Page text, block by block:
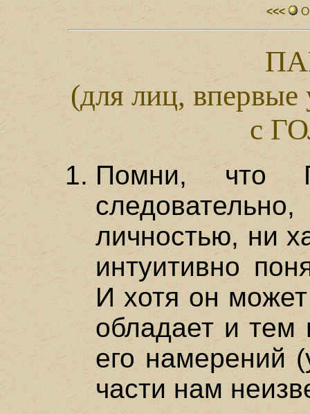
<<<
(для лиц, впервые
с
Помни, что
личностью, ни
интуитивно
И хотя он
обладает и тем
его намерений
части нам